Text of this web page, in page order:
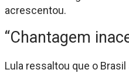
acrescentou.
“Chantagem
Lula ressaltou que o